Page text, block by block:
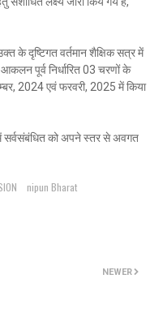
के दृष्टिगत वर्तमान शैक्षिक सत्र में
पूर्व निर्धारित 03 चरणों के
2024 एवं फरवरी, 2025 में किया
सर्वसंबंधित को अपने स्तर से अवगत
nipun Bharat
NEWER